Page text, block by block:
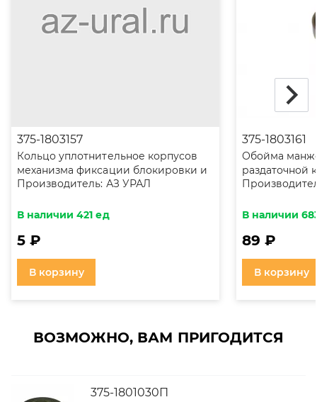
375-1803157
Кольцо уплотнительное корпусов
механизма фиксации блокировки и
переключения передач Р/К
Производитель: АЗ УРАЛ
В наличии 421 ед
5 ₽
В корзину
375-1803161
Обойма
раздаточной
В наличии
89 ₽
В корзину
ВОЗМОЖНО, ВАМ ПРИГОДИТСЯ
375-1801030П